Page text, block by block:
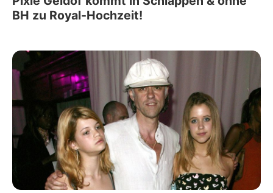
BH zu Royal-Hochzeit!